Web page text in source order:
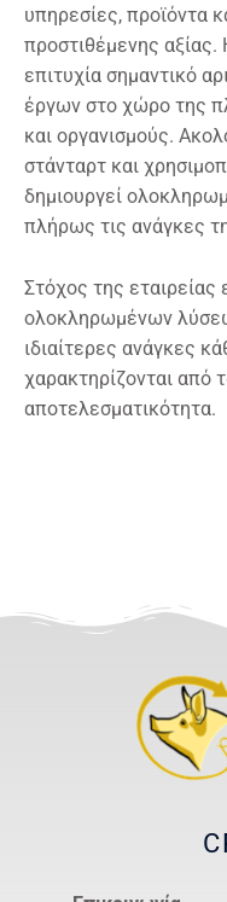
υπηρεσίες, προϊόντα
προστιθέμενης αξίας.
επιτυχία σημαντικό
έργων στο χώρο της
και οργανισμούς.
στάνταρτ και
δημιουργεί
πλήρως τις ανάγκες
Στόχος της εταιρείας
ολοκληρωμένων
ιδιαίτερες ανάγκες
χαρακτηρίζονται από
αποτελεσματικότητα.